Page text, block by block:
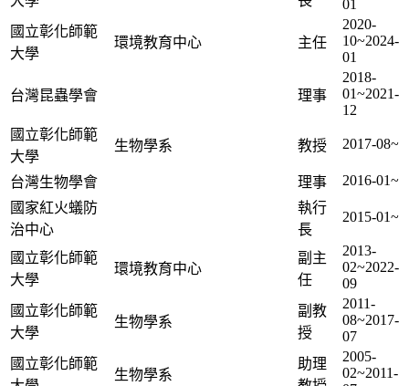
01
國立彰化師範
大學
環境教育中心 主任
2020-
10~2024-
01
台灣昆蟲學會 理事
2018-
01~2021-
12
國立彰化師範
大學
生物學系 教授 2017-08~
台灣生物學會 理事
2016-01~
國家紅火蟻防
治中心
執行
長
2015-01~
國立彰化師範
大學
環境教育中心
副主
任
2013-
02~2022-
09
國立彰化師範
大學
生物學系
副教
授
2011-
08~2017-
07
國立彰化師範
生物學系
助理
2005-
02~2011-